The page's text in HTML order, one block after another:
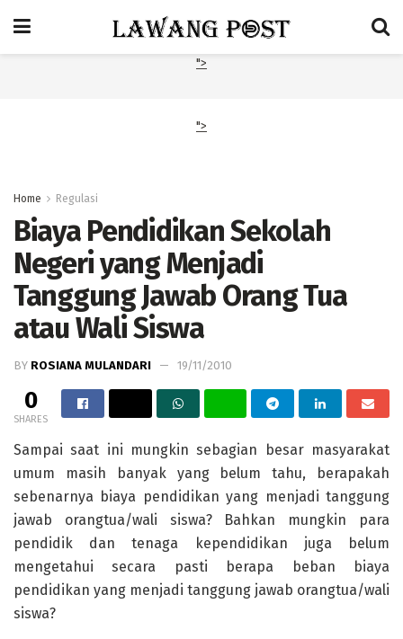
">
">
Home Regulasi
Biaya Pendidikan Sekolah
Negeri yang Menjadi
Tanggung Jawab Orang Tua
atau Wali Siswa
BY ROSIANA MULANDARI 19/11/2010
0
SHARES
Sampai saat ini mungkin sebagian besar masyarakat
umum masih banyak yang belum tahu, berapakah
sebenarnya biaya pendidikan yang menjadi tanggung
jawab orangtua/wali siswa? Bahkan mungkin para
pendidik dan tenaga kependidikan juga belum
mengetahui secara pasti berapa beban biaya
pendidikan yang menjadi tanggung jawab orangtua/wali
siswa?